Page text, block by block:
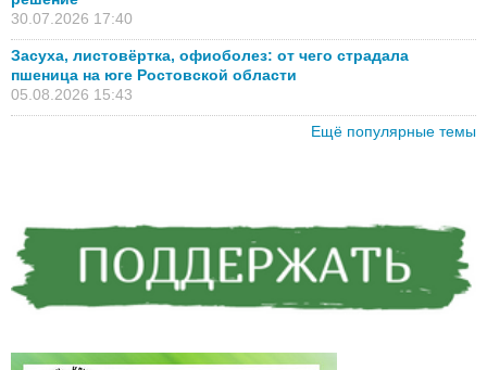
30.07.2026 17:40
Засуха, листовёртка, офиоболез: от чего страдала
пшеница на юге Ростовской области
05.08.2026 15:43
Ещё популярные темы